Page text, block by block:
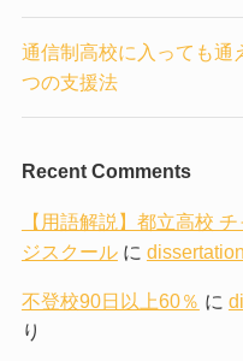
通信制高校に入っても通
つの支援法
Recent Comments
【用語解説】都立高校
ジスクールに
不登校90日以上60％ に
り